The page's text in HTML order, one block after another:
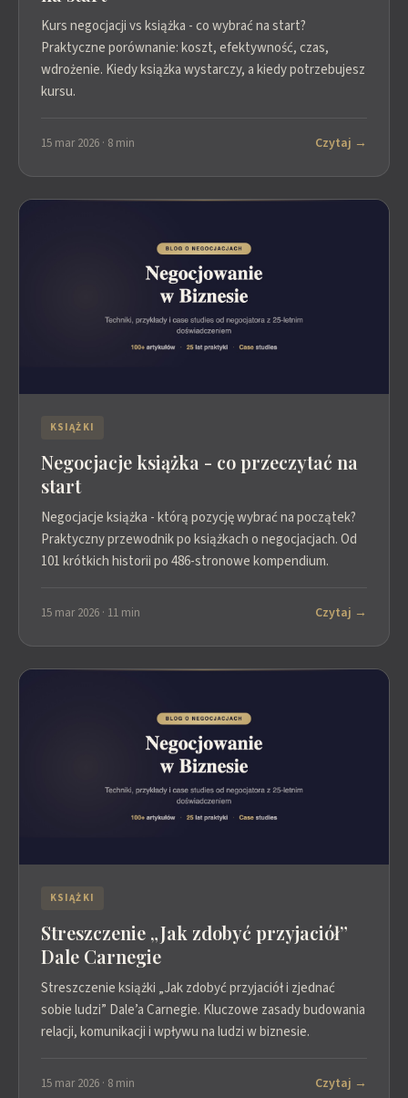
Kurs negocjacji vs książka - co wybrać na start?
Praktyczne porównanie: koszt, efektywność, czas,
wdrożenie. Kiedy książka wystarczy, a kiedy potrzebujesz
kursu.
15 mar 2026 · 8 min Czytaj →
KSIĄŻKI
Negocjacje książka - co przeczytać na
start
Negocjacje książka - którą pozycję wybrać na początek?
Praktyczny przewodnik po książkach o negocjacjach. Od
101 krótkich historii po 486-stronowe kompendium.
15 mar 2026 · 11 min Czytaj →
KSIĄŻKI
Streszczenie „Jak zdobyć przyjaciół”
Dale Carnegie
Streszczenie książki „Jak zdobyć przyjaciół i zjednać
sobie ludzi” Dale’a Carnegie. Kluczowe zasady budowania
relacji, komunikacji i wpływu na ludzi w biznesie.
15 mar 2026 · 8 min Czytaj →